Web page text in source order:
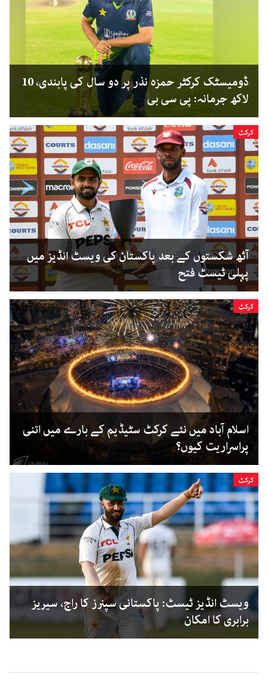
ڈومیسٹک کرکٹر حمزہ نذر پر دو سال کی پابندی، 10
لاکھ جرمانہ: پی سی بی
کرکٹ
آٹھ شکستوں کے بعد پاکستان کی ویسٹ انڈیز میں
پہلی ٹیسٹ فتح
کرکٹ
اسلام آباد میں نئے کرکٹ سٹیڈیم کے بارے میں اتنی
پراسراریت کیوں؟
کرکٹ
ویسٹ انڈیز ٹیسٹ: پاکستانی سپنرز کا راج، سیریز
برابری کا امکان